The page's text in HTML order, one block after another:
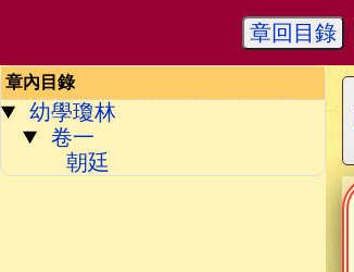
章回目錄
章內目錄
幼學瓊林
卷一
朝廷